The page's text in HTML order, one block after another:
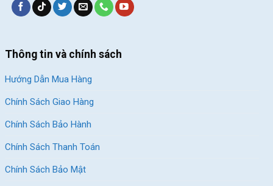
Thông tin và chính sách
Hướng Dẫn Mua Hàng
Chính Sách Giao Hàng
Chính Sách Bảo Hành
Chính Sách Thanh Toán
Chính Sách Bảo Mật